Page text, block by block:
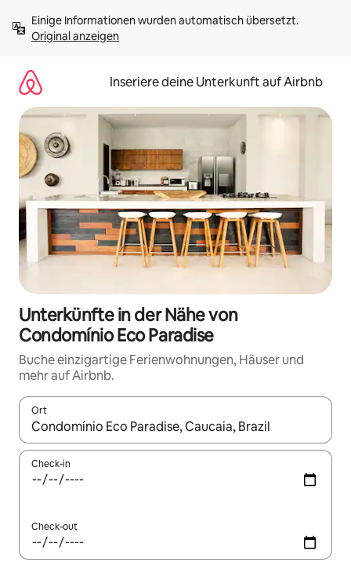
Inhalten
springenOriginal anzeigen
Inseriere deine Unterkunft auf Airbnb
Unterkünfte in der Nähe von
Condomínio Eco Paradise
Buche einzigartige Ferienwohnungen, Häuser und
mehr auf Airbnb.
Ort
Wenn Ergebnisse verfügbar sind, navigiere mit den
Check-in
Check-out